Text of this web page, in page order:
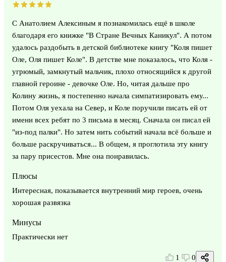
С Анатолием Алексиным я познакомилась ещё в школе
благодаря его книжке "В Стране Вечных Каникул". А потом
удалось раздобыть в детской библиотеке книгу "Коля пишет
Оле, Оля пишет Коле". В детстве мне показалось, что Коля -
угрюмый, замкнутый мальчик, плохо относящийся к другой
главной героине - девочке Оле. Но, читая дальше про
Колину жизнь, я постепенно начала симпатизировать ему...
Потом Оля уехала на Север, и Коле поручили писать ей от
имени всех ребят по 3 письма в месяц. Сначала он писал ей
"из-под палки". Но затем нить событий начала всё больше и
больше раскручиваться... В общем, я проглотила эту книгу
за пару присестов. Мне она понравилась.
Плюсы
Интересная, показывается внутренний мир героев, очень
хорошая развязка
Минусы
Практически нет
1 0